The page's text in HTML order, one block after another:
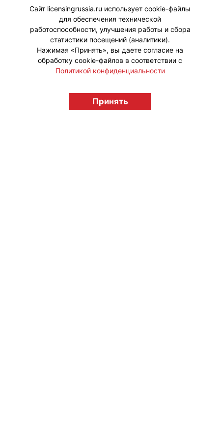
Северного пчеловодства.
#ПродвижениеБренда
licensingrussia.ru, 2009-2026 12+
Сайт licensingrussia.ru использует cookie-файлы
для обеспечения технической
работоспособности, улучшения работы и сбора
статистики посещений (аналитики).
Нажимая «Принять», вы даете согласие на
обработку cookie-файлов в соответствии с
Политикой конфиденциальности
Принять